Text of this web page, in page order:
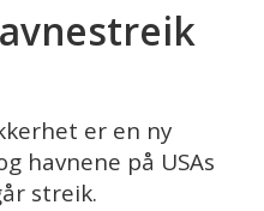
er en ny
havnene på USAs
streik.